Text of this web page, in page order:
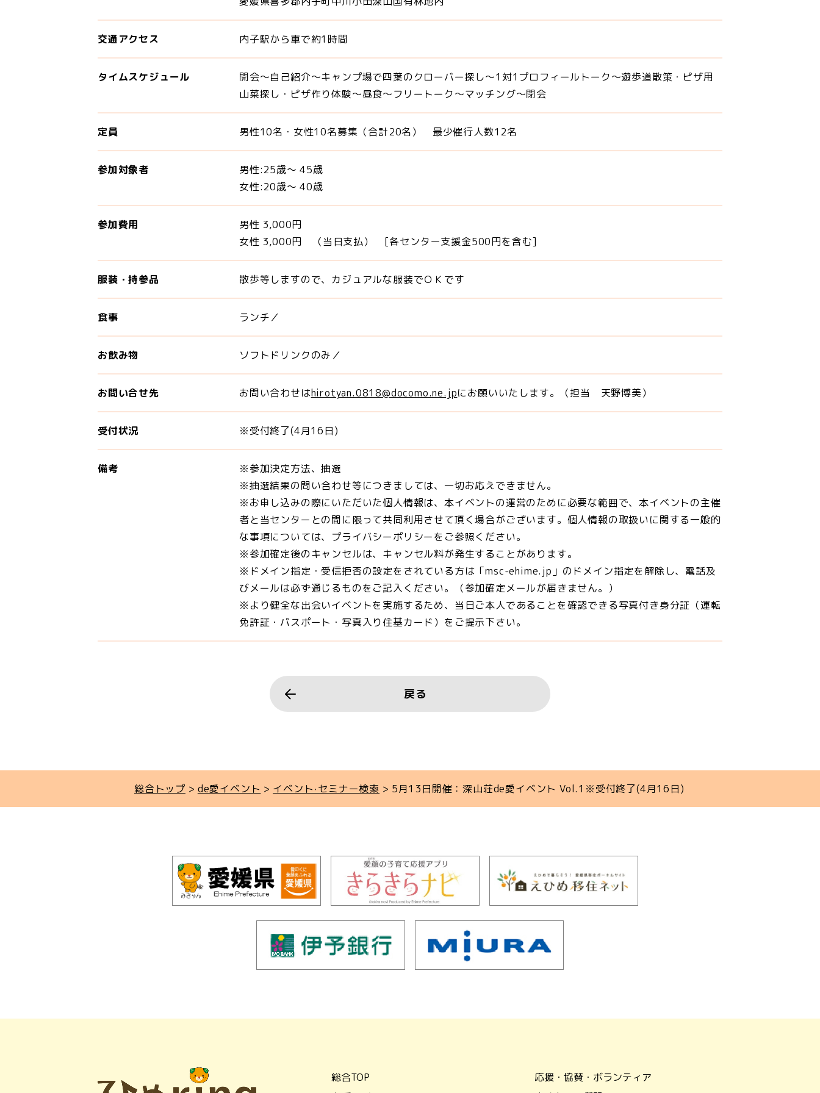
交通アクセス 内子駅から車で約1時間
タイムスケジュール
開会～自己紹介～キャンプ場で四葉のクローバー探し～1対1プロフィールトーク～遊歩道散策・ピザ用
山菜探し・ピザ作り体験～昼食～フリートーク～マッチング～閉会
定員 男性10名・女性10名募集（合計20名） 最少催行人数12名
参加対象者
男性:25歳～ 45歳
女性:20歳～ 40歳
参加費用
男性 3,000円
女性 3,000円 （当日支払） [各センター支援金500円を含む]
服装・持参品 散歩等しますので、カジュアルな服装でＯＫです
食事 ランチ／
お飲み物 ソフトドリンクのみ／
お問い合せ先 お問い合わせはhirotyan.0818@docomo.ne.jpにお願いいたします。（担当 天野博美）
受付状況 ※受付終了(4月16日)
備考
※参加決定方法、抽選
※抽選結果の問い合わせ等につきましては、一切お応えできません。
※お申し込みの際にいただいた個人情報は、本イベントの運営のために必要な範囲で、本イベントの主催
者と当センターとの間に限って共同利用させて頂く場合がございます。個人情報の取扱いに関する一般的
な事項については、プライバシーポリシーをご参照ください。
※参加確定後のキャンセルは、キャンセル料が発生することがあります。
※ドメイン指定・受信拒否の設定をされている方は「msc-ehime.jp」のドメイン指定を解除し、電話及
びメールは必ず通じるものをご記入ください。（参加確定メールが届きません。）
※より健全な出会いイベントを実施するため、当日ご本人であることを確認できる写真付き身分証（運転
免許証・パスポート・写真入り住基カード）をご提示下さい。
戻る
総合トップ de愛イベント イベント‧セミナー検索 5月13日開催：深山荘de愛イベント Vol.1※受付終了(4月16日)
総合TOP
応援・協賛・ボランティア